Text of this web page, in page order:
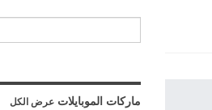
ماركات الموبايلات عرض الكل